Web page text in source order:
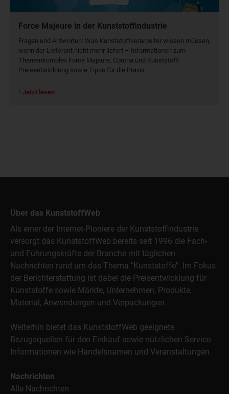
Force Majeure in der Kunststoffindustrie
Fragen und Antworten: Was Kunst­stoff­verarbeiter wissen müssen,
wenn der Lieferant nicht mehr liefert – Informationen zum
Themenkomplex Force Majeure, Corona und Kunststoff-
Preisentwicklung sowie Tipps für die Praxis.
Jetzt lesen
Über das KunststoffWeb
Als einer der Internet-Pioniere der Kunststoffindustrie
versorgt das KunststoffWeb bereits seit 1996 die Fach-
und Führungskräfte der Branche mit täglichen
Nachrichten rund um das Thema "Kunststoffe". Im Fokus
der Berichterstattung ist dabei die Preisentwicklung für
Kunststoffe sowie Märkte, Unternehmen, Produkte,
Material, Anwendungen und Verpackungen.
Weiterhin bietet das KunststoffWeb geeignete
Bezugsquellen für den Einkauf sowie nützlichen Service-
Informationen wie Handelsnamen und Veranstaltungen.
Nachrichten
Alle Nachrichten